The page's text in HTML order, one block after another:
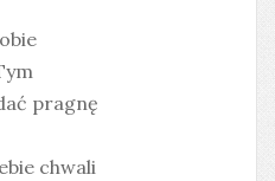
pragnę
chwali